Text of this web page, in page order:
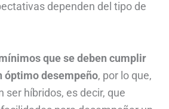
dependen del tipo de
que se deben cumplir
óptimo desempeño, por lo que,
ser híbridos, es decir, que